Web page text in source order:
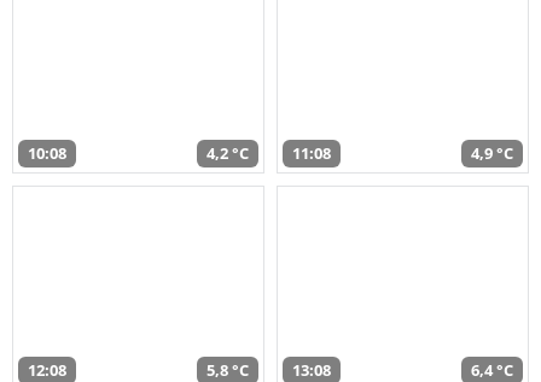
10:08 4,2 °C 11:08 4,9 °C
12:08 5,8 °C 13:08 6,4 °C